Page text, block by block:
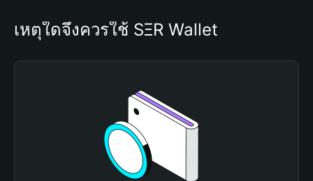
เหตุใดจึงควรใช้ SΞR Wallet